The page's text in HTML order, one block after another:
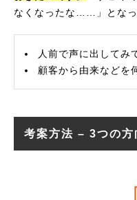
なくなったな……」となっ
人前で声に出してみ
顧客から由来などを
考案方法 – 3つの方